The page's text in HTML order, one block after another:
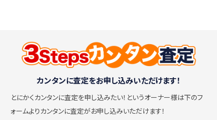
カンタンに査定をお申し込みいただけます！
とにかくカンタンに査定を申し込みたい！ というオーナー様は下のフ
ォームよりカンタンに査定がお申し込みいただけます！